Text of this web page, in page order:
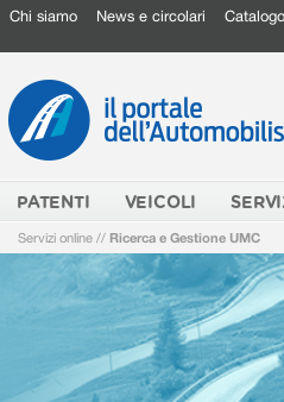
Chi siamo News e circolari
PATENTI VEICOLI
Servizi online // Ricerca e Gestione UMC